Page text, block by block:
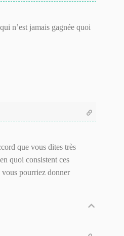
n’est jamais gagnée quoi
que vous dites très
quoi consistent ces
vous pourriez donner